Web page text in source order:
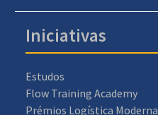
Iniciativas
Estudos
Flow Training Academy
Prémios Logística Moderna